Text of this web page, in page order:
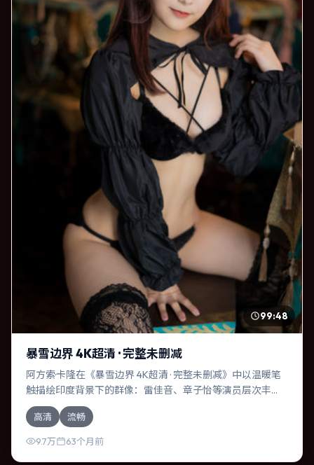
99:48
暴雪边界 4K超清 · 完整未删减
阿方索·卡隆在《暴雪边界 4K超清 · 完整未删减》中以温暖笔
触描绘印度背景下的群像：雷佳音、章子怡等演员层次丰
富。作为一部惊悚作品，故事从日常裂缝切入，逐步推向不
可逆转的结局；视听语言统一，情感落点克制有力。
高清 流畅
9.7万 63个月前